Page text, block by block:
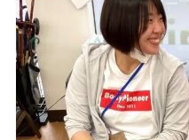
デイモットTube
Materials download
資料ダウンロード